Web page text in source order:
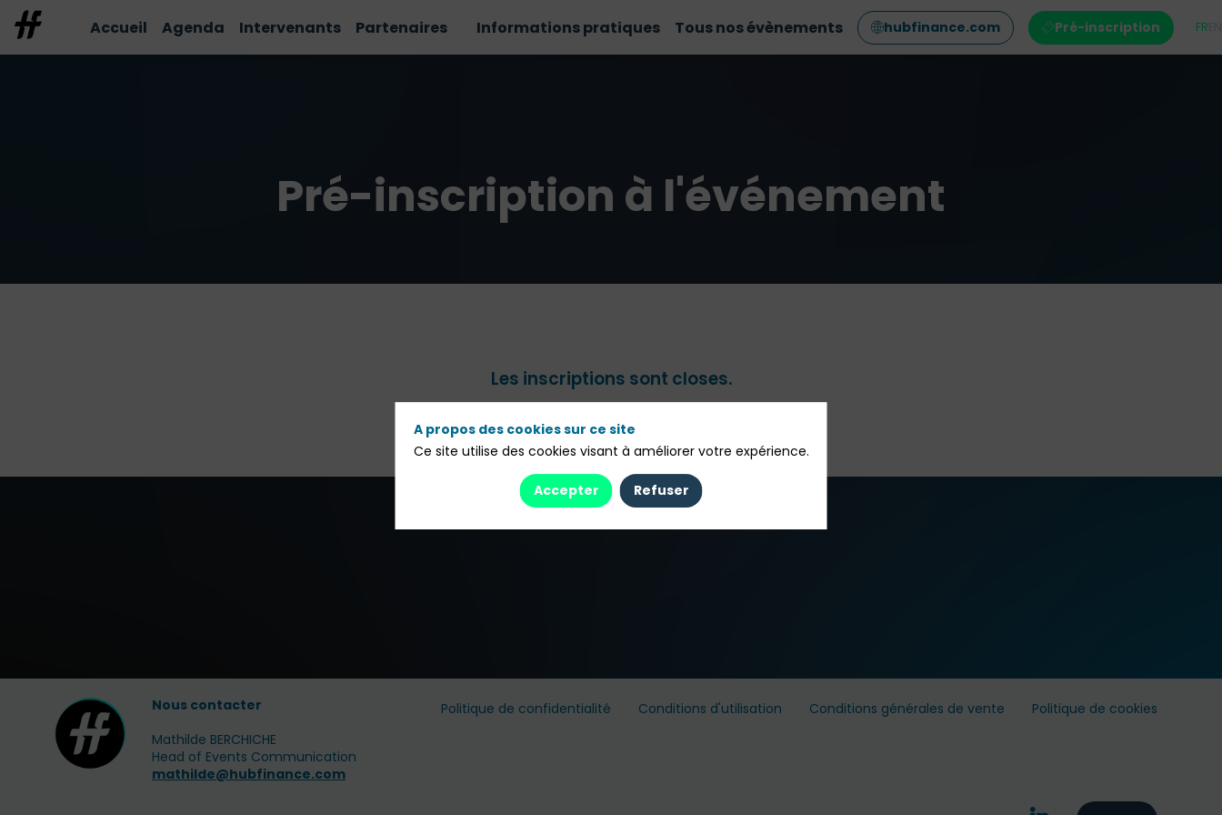
Accueil Agenda Intervenants Partenaires Informations pratiques Tous nos évènements hubfinance.com Pré-inscription FR
Pré-inscription à l'événement
Les inscriptions sont closes.
Nous contacter
Mathilde BERCHICHE
Head of Events Communication
mathilde@hubfinance.com
Politique de confidentialité Conditions d'utilisation Conditions générales de vente Politique de cookies
A propos des cookies sur ce site
Ce site utilise des cookies visant à améliorer votre expérience.
Accepter Refuser